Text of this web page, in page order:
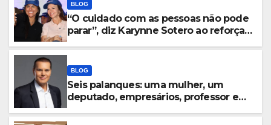
BLOG
“O cuidado com as pessoas não pode
parar”, diz Karynne Sotero ao reforçar
BLOG
Seis palanques: uma mulher, um
deputado, empresários, professor e